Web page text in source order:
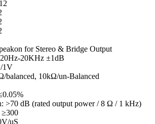
for Stereo & Bridge Output
20Hz-20KHz ±1dB
1V
balanced, 10kΩ/un-Balanced
>70 dB (rated output power / 8 Ω / 1 kHz)
≥300
uS